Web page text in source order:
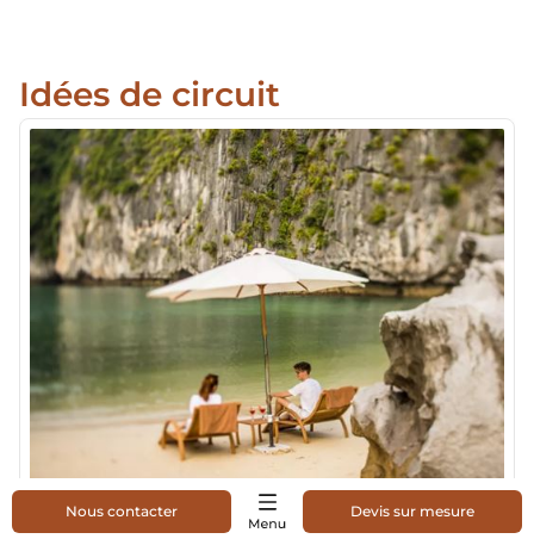
Idées de circuit
Voyage de noces Vietnam 14 jours
Nous contacter Devis sur mesure